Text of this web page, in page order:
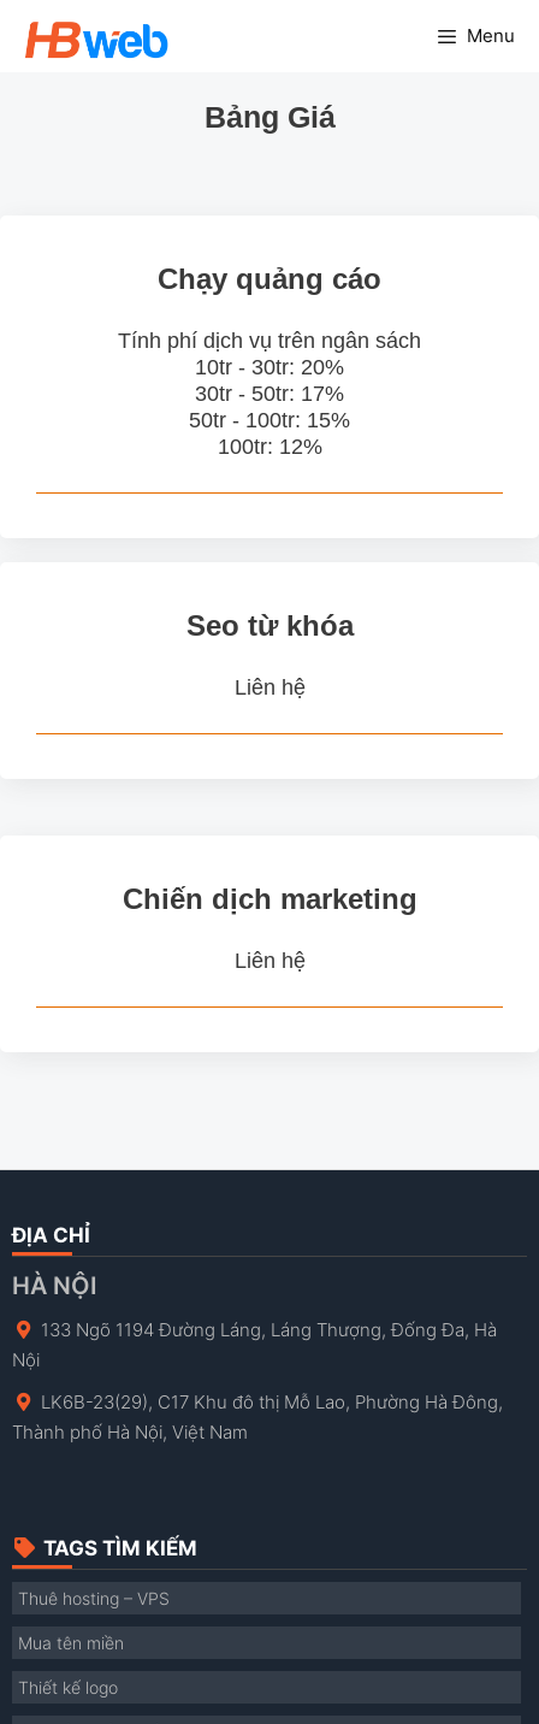
Chuyển
đến
Menu
Bảng Giá
Chạy quảng cáo
Tính phí dịch vụ trên ngân sách
10tr - 30tr: 20%
30tr - 50tr: 17%
50tr - 100tr: 15%
100tr: 12%
Seo từ khóa
Liên hệ
Chiến dịch marketing
Liên hệ
ĐỊA CHỈ
HÀ NỘI
133 Ngõ 1194 Đường Láng, Láng Thượng, Đống Đa, Hà
Nội
LK6B-23(29), C17 Khu đô thị Mỗ Lao, Phường Hà Đông,
Thành phố Hà Nội, Việt Nam
TAGS TÌM KIẾM
Thuê hosting – VPS
Mua tên miền
Thiết kế logo